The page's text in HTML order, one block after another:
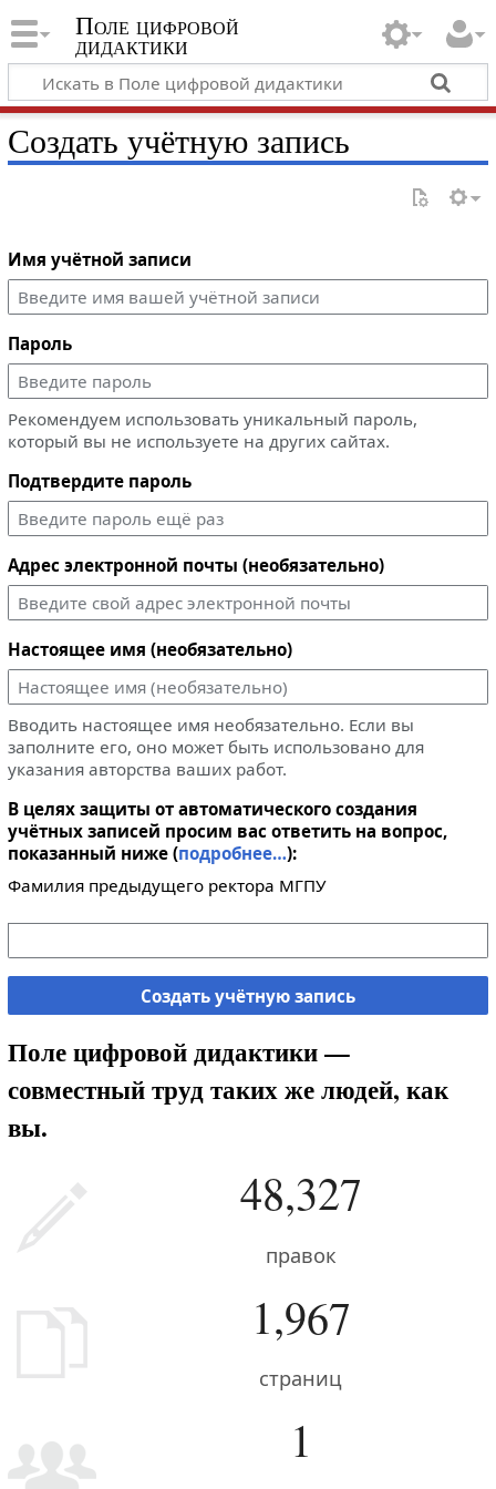
Поле цифровой
дидактики
Создать учётную запись
Имя учётной записи
Пароль
Рекомендуем использовать уникальный пароль,
который вы не используете на других сайтах.
Подтвердите пароль
Адрес электронной почты (необязательно)
Настоящее имя (необязательно)
Вводить настоящее имя необязательно. Если вы
заполните его, оно может быть использовано для
указания авторства ваших работ.
В целях защиты от автоматического создания
учётных записей просим вас ответить на вопрос,
показанный ниже (подробнее…):
Фамилия предыдущего ректора МГПУ
Создать учётную запись
Поле цифровой дидактики —
совместный труд таких же людей, как
вы.
48,327
правок
1,967
страниц
1